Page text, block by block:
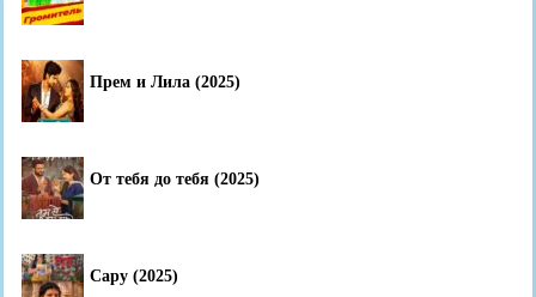
Прем и Лила (2025)
От тебя до тебя (2025)
Сару (2025)